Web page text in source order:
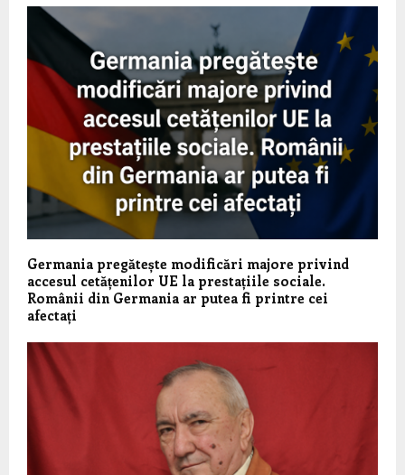
Germania pregătește modificări majore privind
accesul cetățenilor UE la prestațiile sociale.
Românii din Germania ar putea fi printre cei
afectați